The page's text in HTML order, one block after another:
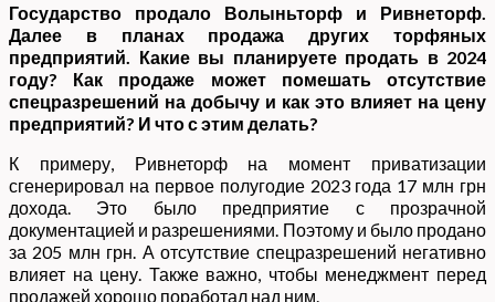
Государство продало Волыньторф и Ривнеторф.
Далее в планах продажа других торфяных
предприятий. Какие вы планируете продать в 2024
году? Как продаже может помешать отсутствие
спецразрешений на добычу и как это влияет на цену
предприятий? И что с этим делать?
К примеру, Ривнеторф на момент приватизации
сгенерировал на первое полугодие 2023 года 17 млн грн
дохода. Это было предприятие с прозрачной
документацией и разрешениями. Поэтому и было продано
за 205 млн грн. А отсутствие спецразрешений негативно
влияет на цену. Также важно, чтобы менеджмент перед
продажей хорошо поработал над ним.